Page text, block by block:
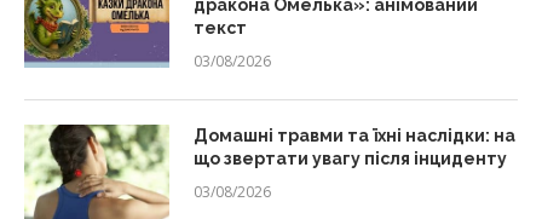
дракона Омелька»: анімований
текст
03/08/2026
Домашні травми та їхні наслідки: на
що звертати увагу після інциденту
03/08/2026